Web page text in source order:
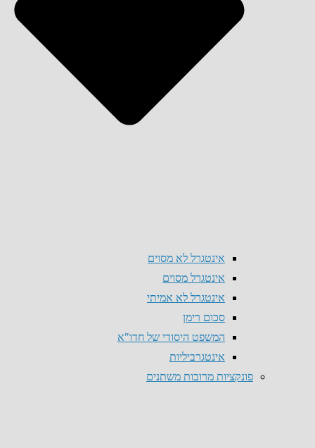
אינטגרל לא מסוים
אינטגרל מסוים
אינטגרל לא אמיתי
סכום רימן
המשפט היסודי של חדו"א
אינטגרביליות
פונקציות מרובות משתנים